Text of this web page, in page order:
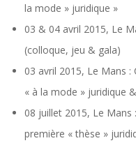
la mode » juridique »
03 & 04 avril 2015, Le
(colloque, jeu & gala)
03 avril 2015, Le Mans
« à la mode » juridique
08 juillet 2015, Le Mans
première « thèse »